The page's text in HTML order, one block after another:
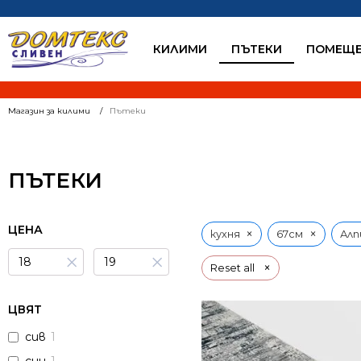
КИЛИМИ ПЪТЕКИ
Магазин за килими Пътеки
ПЪТЕКИ
ЦЕНА
× ×
ЦВЯТ
сив 1
Reset all ×
кухня × 67см ×